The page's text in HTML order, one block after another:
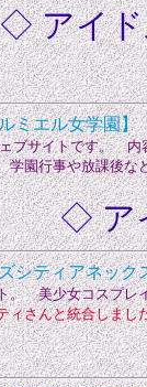
◇ アイ
ミエル女学園】
ブサイトです。 内
園行事や放課後な
◇ ア
シティアネック
。 美少女コスプレ
ィさんと統合しまし